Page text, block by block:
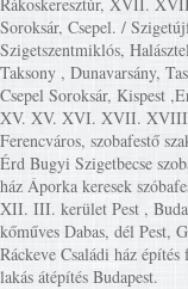
Soroksár, Csepel. /
Szigetszentmiklós,
Taksony , Dunavarsány,
Csepel Soroksár, Kispest
XV. XV. XVI. XVII.
Ferencváros, szobafestő
Érd Bugyi Szigetbecse
ház Áporka keresek
XII. III. kerület Pest ,
kőműves Dabas, dél Pest,
Ráckeve Családi ház
lakás átépítés Budapest.